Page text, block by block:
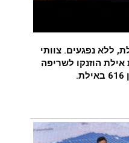
ללא נפגעים. צוותי
אילת הוזנקו לשריפה